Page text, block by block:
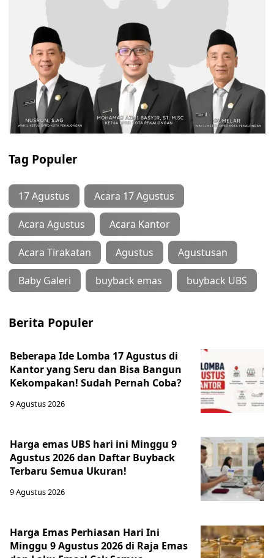
Tag Populer
17 Agustus Acara 17 Agustus
Acara Agustus Acara Kantor
Acara Tirakatan Agustus Agustusan
Baby Galeri buyback emas buyback UBS
Berita Populer
Beberapa Ide Lomba 17 Agustus di
Kantor yang Seru dan Bisa Bangun
Kekompakan! Sudah Pernah Coba?
9 Agustus 2026
Harga emas UBS hari ini Minggu 9
Agustus 2026 dan Daftar Buyback
Terbaru Semua Ukuran!
9 Agustus 2026
Harga Emas Perhiasan Hari Ini
Minggu 9 Agustus 2026 di Raja Emas